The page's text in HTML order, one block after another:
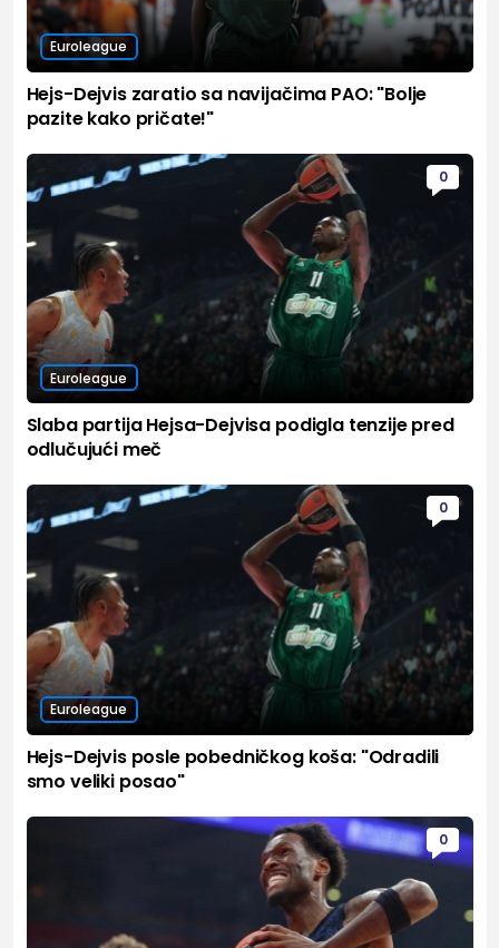
Euroleague
Hejs-Dejvis zaratio sa navijačima PAO: "Bolje
pazite kako pričate!"
0
Euroleague
Slaba partija Hejsa-Dejvisa podigla tenzije pred
odlučujući meč
0
Euroleague
Hejs-Dejvis posle pobedničkog koša: "Odradili
smo veliki posao"
0